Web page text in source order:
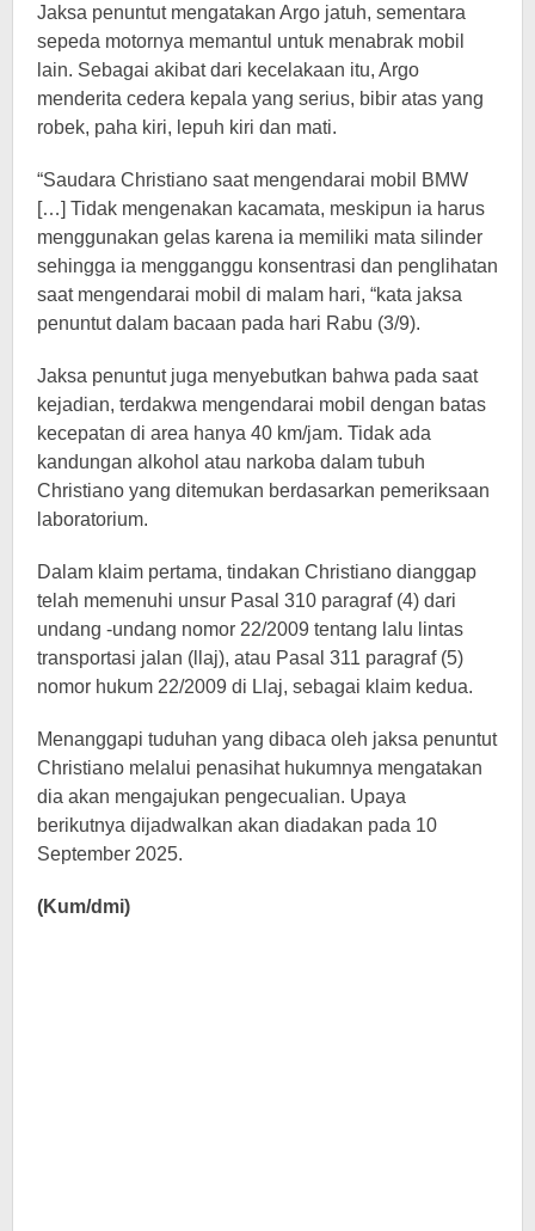
Jaksa penuntut mengatakan Argo jatuh, sementara
sepeda motornya memantul untuk menabrak mobil
lain. Sebagai akibat dari kecelakaan itu, Argo
menderita cedera kepala yang serius, bibir atas yang
robek, paha kiri, lepuh kiri dan mati.
“Saudara Christiano saat mengendarai mobil BMW
[…] Tidak mengenakan kacamata, meskipun ia harus
menggunakan gelas karena ia memiliki mata silinder
sehingga ia mengganggu konsentrasi dan penglihatan
saat mengendarai mobil di malam hari, “kata jaksa
penuntut dalam bacaan pada hari Rabu (3/9).
Jaksa penuntut juga menyebutkan bahwa pada saat
kejadian, terdakwa mengendarai mobil dengan batas
kecepatan di area hanya 40 km/jam. Tidak ada
kandungan alkohol atau narkoba dalam tubuh
Christiano yang ditemukan berdasarkan pemeriksaan
laboratorium.
Dalam klaim pertama, tindakan Christiano dianggap
telah memenuhi unsur Pasal 310 paragraf (4) dari
undang -undang nomor 22/2009 tentang lalu lintas
transportasi jalan (llaj), atau Pasal 311 paragraf (5)
nomor hukum 22/2009 di Llaj, sebagai klaim kedua.
Menanggapi tuduhan yang dibaca oleh jaksa penuntut
Christiano melalui penasihat hukumnya mengatakan
dia akan mengajukan pengecualian. Upaya
berikutnya dijadwalkan akan diadakan pada 10
September 2025.
(Kum/dmi)